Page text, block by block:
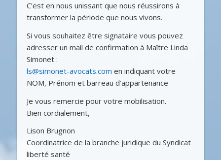
C’est en nous unissant que nous réussirons à
transformer la période que nous vivons.
Si vous souhaitez être signataire vous pouvez
adresser un mail de confirmation à Maître Linda
Simonet :
ls@simonet-avocats.com en indiquant votre
NOM, Prénom et barreau d’appartenance
Je vous remercie pour votre mobilisation.
Bien cordialement,
Lison Brugnon
Coordinatrice de la branche juridique du Syndicat
liberté santé